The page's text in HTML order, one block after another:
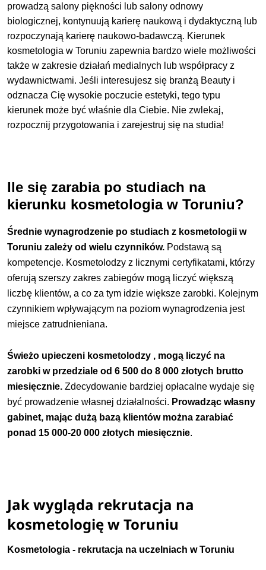
prowadzą salony piękności lub salony odnowy
biologicznej, kontynuują karierę naukową i dydaktyczną lub
rozpoczynają karierę naukowo-badawczą. Kierunek
kosmetologia w Toruniu zapewnia bardzo wiele możliwości
także w zakresie działań medialnych lub współpracy z
wydawnictwami. Jeśli interesujesz się branżą Beauty i
odznacza Cię wysokie poczucie estetyki, tego typu
kierunek może być właśnie dla Ciebie. Nie zwlekaj,
rozpocznij przygotowania i zarejestruj się na studia!
Ile się zarabia po studiach na
kierunku kosmetologia w Toruniu?
Średnie wynagrodzenie po studiach z kosmetologii w
Toruniu zależy od wielu czynników. Podstawą są
kompetencje. Kosmetolodzy z licznymi certyfikatami, którzy
oferują szerszy zakres zabiegów mogą liczyć większą
liczbę klientów, a co za tym idzie większe zarobki. Kolejnym
czynnikiem wpływającym na poziom wynagrodzenia jest
miejsce zatrudnieniana.
Świeżo upieczeni kosmetolodzy , mogą liczyć na
zarobki w przedziale od 6 500 do 8 000 złotych brutto
miesięcznie.Zdecydowanie bardziej opłacalne wydaje się
być prowadzenie własnej działalności. Prowadząc własny
gabinet, mając dużą bazą klientów można zarabiać
ponad 15 000-20 000 złotych miesięcznie.
Jak wygląda rekrutacja na
kosmetologię w Toruniu
Kosmetologia - rekrutacja na uczelniach w Toruniu